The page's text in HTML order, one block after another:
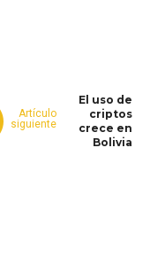
Artículo
siguiente
El uso de
criptos
crece en
Bolivia